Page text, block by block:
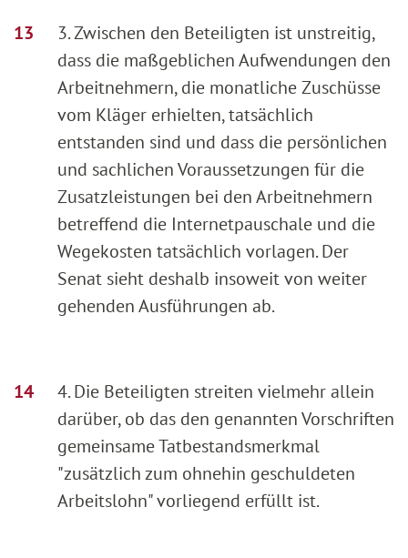
3. Zwischen den Beteiligten ist unstreitig,
dass die maßgeblichen Aufwendungen den
Arbeitnehmern, die monatliche Zuschüsse
vom Kläger erhielten, tatsächlich
entstanden sind und dass die persönlichen
und sachlichen Voraussetzungen für die
Zusatzleistungen bei den Arbeitnehmern
betreffend die Internetpauschale und die
Wegekosten tatsächlich vorlagen. Der
Senat sieht deshalb insoweit von weiter
gehenden Ausführungen ab.
4. Die Beteiligten streiten vielmehr allein
darüber, ob das den genannten Vorschriften
gemeinsame Tatbestandsmerkmal
"zusätzlich zum ohnehin geschuldeten
Arbeitslohn" vorliegend erfüllt ist.